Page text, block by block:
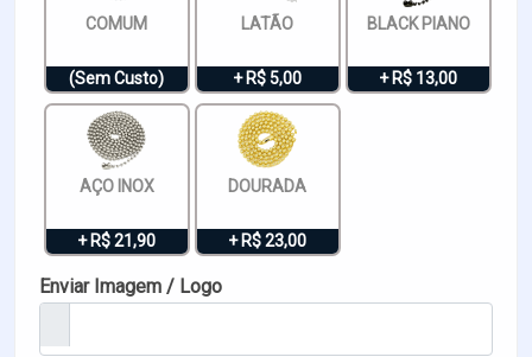
COMUM
(Sem Custo)
LATÃO
+ R$ 5,00
BLACK PIANO
+ R$ 13,00
AÇO INOX
+ R$ 21,90
DOURADA
+ R$ 23,00
Enviar Imagem / Logo